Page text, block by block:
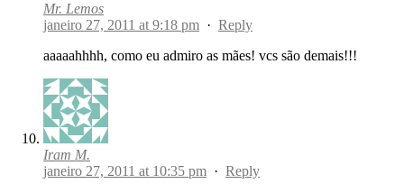
Mr. Lemos
janeiro 27, 2011 at 9:18 pm · Reply
aaaaahhhh, como eu admiro as mães! vcs são demais!!!
Iram M.
janeiro 27, 2011 at 10:35 pm · Reply